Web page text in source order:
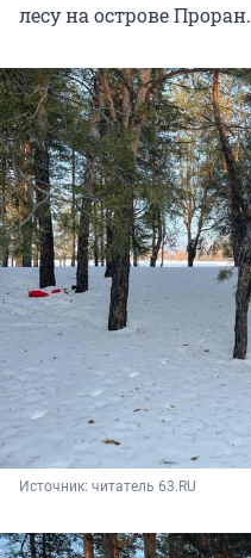
лесу на острове Проран.
Источник: читатель 63.RU